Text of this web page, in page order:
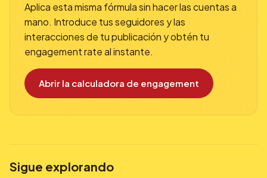
Aplica esta misma fórmula sin hacer las cuentas a
mano. Introduce tus seguidores y las
interacciones de tu publicación y obtén tu
engagement rate al instante.
Abrir la calculadora de engagement
Sigue explorando